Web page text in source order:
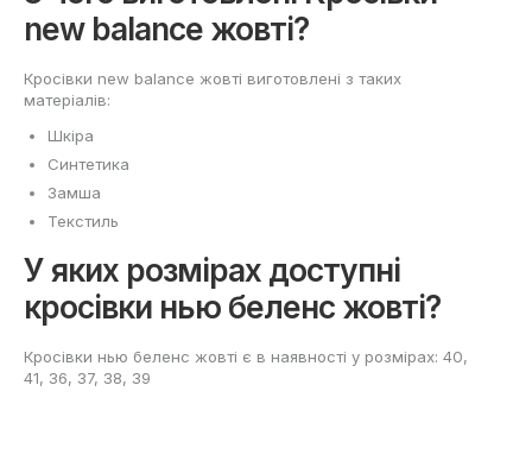
new balance жовті?
Кросівки new balance жовті виготовлені з таких
матеріалів:
Шкіра
Синтетика
Замша
Текстиль
У яких розмірах доступні
кросівки нью беленс жовті?
Кросівки нью беленс жовті є в наявності у розмірах: 40,
41, 36, 37, 38, 39